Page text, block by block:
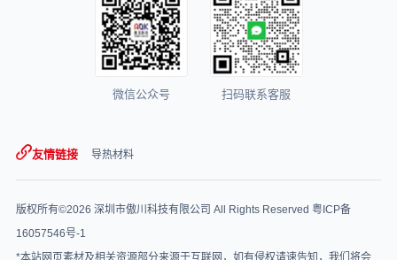
友情链接 导热材料
版权所有©2026 深圳市傲川科技有限公司 All Rights Reserved 粤ICP备
16057546号-1
*本站网页素材及相关资源部分来源于互联网，如有侵权请速告知，我们将会
微信公众号 扫码联系客服